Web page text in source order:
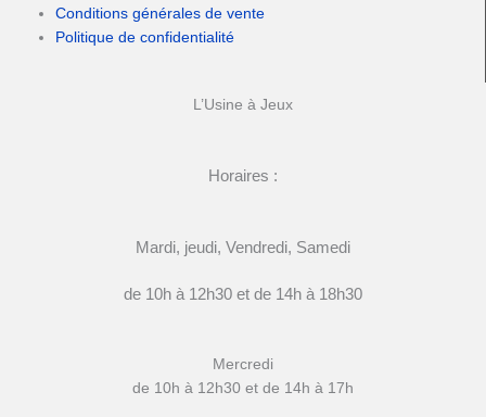
Conditions générales de vente
Politique de confidentialité
L’Usine à Jeux
Horaires :
Mardi, jeudi, Vendredi, Samedi
de 10h à 12h30 et de 14h à 18h30
Mercredi
de 10h à 12h30 et de 14h à 17h